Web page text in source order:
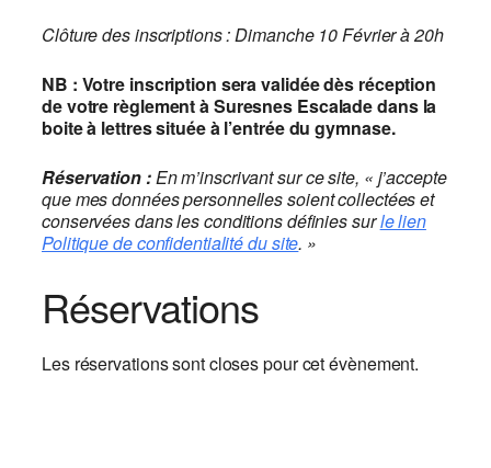
Clôture des inscriptions : Dimanche 10 Février à 20h
NB : Votre inscription sera validée dès réception
de votre règlement à Suresnes Escalade dans la
boite à lettres située à l’entrée du gymnase.
Réservation :En m’inscrivant sur ce site, « j’accepte
que mes données personnelles soient collectées et
conservées dans les conditions définies surle lien
Politique de confidentialité du site. »
Réservations
Les réservations sont closes pour cet évènement.